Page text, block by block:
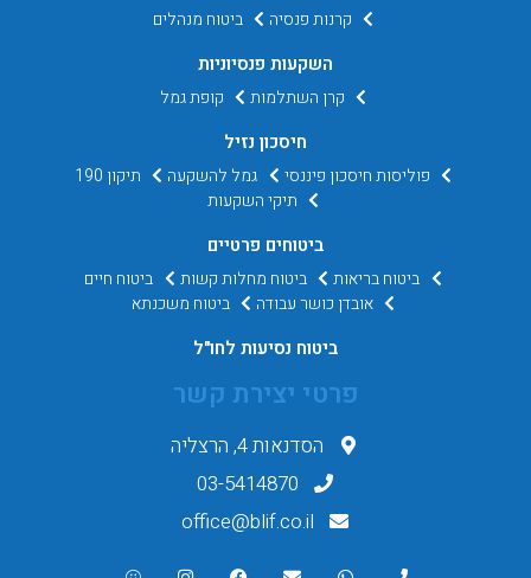
קרנות פנסיה ביטוח מנהלים
השקעות פנסיוניות
קרן השתלמות קופת גמל
חיסכון נזיל
פוליסות חיסכון פיננסי גמל להשקעה
תיקון 190
תיקי השקעות
ביטוחים פרטיים
ביטוח בריאות ביטוח מחלות קשות
ביטוח חיים
אובדן כושר עבודה
ביטוח משכנתא
ביטוח נסיעות לחו"ל
פרטי יצירת קשר
הסדנאות 4, הרצליה
03-5414870
office@blif.co.il